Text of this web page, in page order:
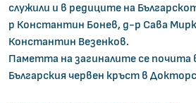
служили и в редиците на
р Константин Бонев, д-р Сава
Константин Везенков.
Паметта на загиналите се почита
Българския червен кръст в